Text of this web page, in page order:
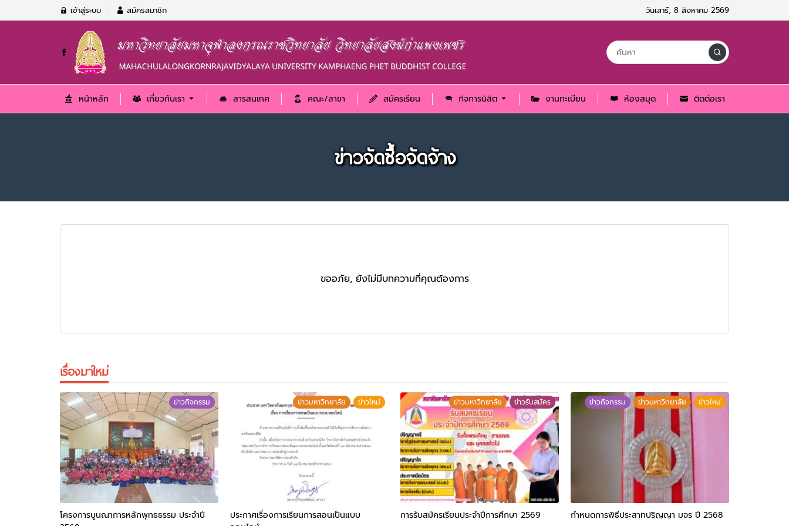
เข้าสู่ระบบ สมัครสมาชิก วันเสาร์, 8 สิงหาคม 2569
หน้าหลัก เกี่ยวกับเรา สารสนเทศ คณะ/สาขา สมัครเรียน กิจการนิสิต งานทะเบียน ห้องสมุด ติดต่อเรา
ข่าวจัดซื้อจัดจ้าง
ขออภัย, ยังไม่มีบทความที่คุณต้องการ
เรื่องมาใหม่
ข่าวกิจกรรม
โครงการบูนณาการหลักพุทธธรรม ประจำปี
ข่าวมหาวิทยาลัย ข่าวใหม่
ประกาศเรื่องการเรียนการสอนเป็นแบบ
ข่าวมหาวิทยาลัย ข่าวรับสมัคร
การรับสมัครเรียนประจำปีการศึกษา 2569
ข่าวกิจกรรม ข่าวมหาวิทยาลัย ข่าวใหม่
กำหนดการพิธีประสาทปริญญา มจร ปี 2568